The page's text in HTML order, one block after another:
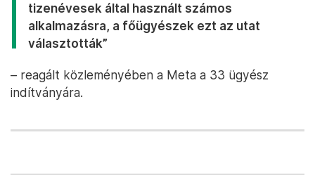
tizenévesek által használt számos
alkalmazásra, a főügyészek ezt az utat
választották”
– reagált közleményében a Meta a 33 ügyész
indítványára.